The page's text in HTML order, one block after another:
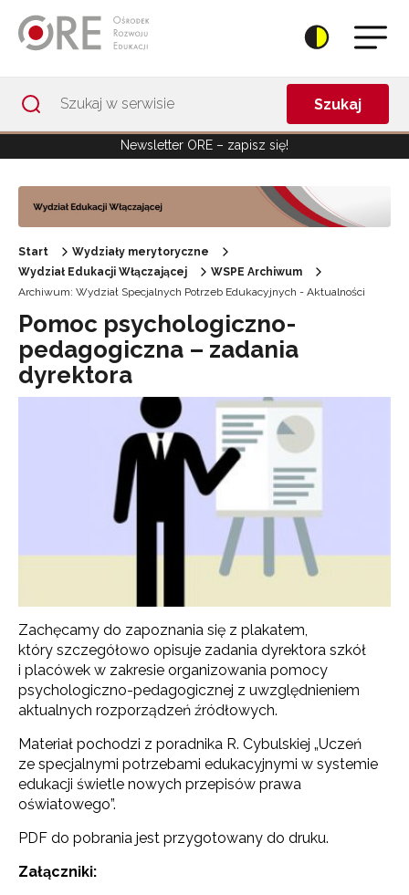
Szukaj
Newsletter ORE – zapisz się!
Start
Wydziały merytoryczne
Wydział Edukacji Włączającej
WSPE Archiwum
Archiwum: Wydział Specjalnych Potrzeb Edukacyjnych - Aktualności
Pomoc psychologiczno-
pedagogiczna – zadania
dyrektora
Zachęcamy do zapoznania się z plakatem,
który szczegółowo opisuje zadania dyrektora szkół
i placówek w zakresie organizowania pomocy
psychologiczno-pedagogicznej z uwzględnieniem
aktualnych rozporządzeń źródłowych.
Materiał pochodzi z poradnika R. Cybulskiej „Uczeń
ze specjalnymi potrzebami edukacyjnymi w systemie
edukacji świetle nowych przepisów prawa
oświatowego”.
PDF do pobrania jest przygotowany do druku.
Załączniki: